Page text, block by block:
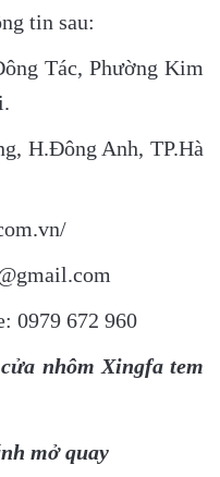
tin sau:
Tác, Phường Kim
H.Đông Anh, TP.Hà
0979 672 960
nhôm Xingfa tem
mở quay